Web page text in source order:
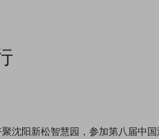
沈阳新松智慧园，参加第八届中